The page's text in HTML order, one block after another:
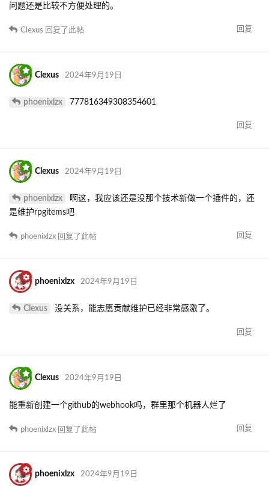
问题还是比较不方便处理的。
回复
Clexus 回复了此帖
Clexus 2024年9月19日
phoenixlzx 777816349308354601
回复
Clexus 2024年9月19日
phoenixlzx
啊这，我应该还是没那个技术新做一个插件的，还
是维护rpgitems吧
回复
phoenixlzx 回复了此帖
phoenixlzx 2024年9月19日
Clexus 没关系，能志愿贡献维护已经非常感激了。
回复
Clexus 2024年9月19日
能重新创建一个github的webhook吗，群里那个机器人烂了
回复
phoenixlzx 回复了此帖
phoenixlzx 2024年9月19日